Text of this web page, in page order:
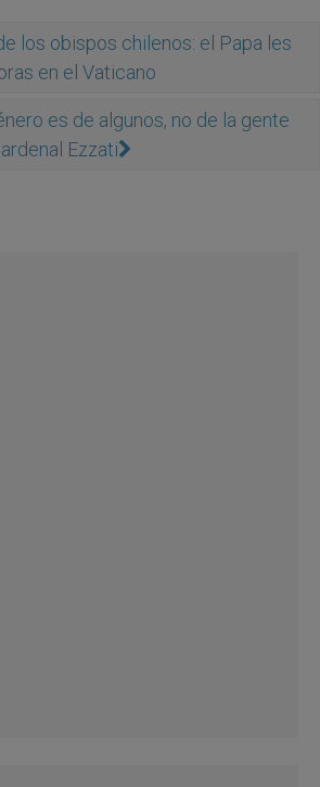
los obispos chilenos: el Papa les
en el Vaticano
es de algunos, no de la gente
Ezzati